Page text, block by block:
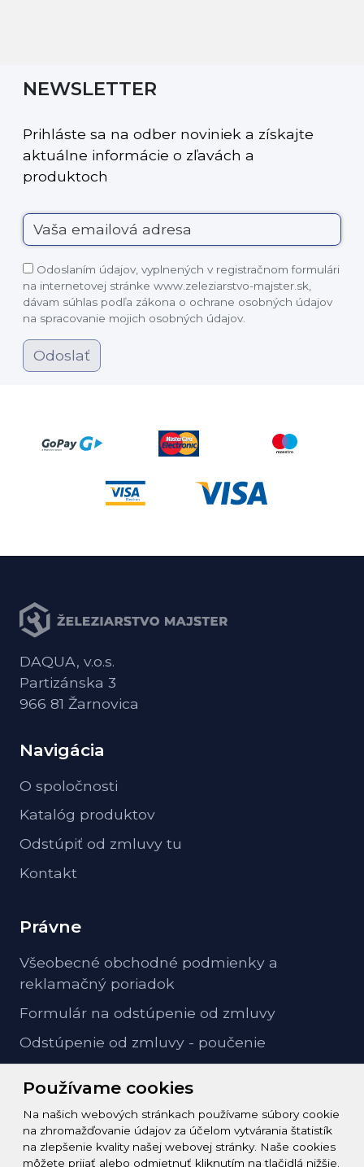
NEWSLETTER
Prihláste sa na odber noviniek a získajte
aktuálne informácie o zľavách a
produktoch
Odoslaním údajov, vyplnených v registračnom formulári
na internetovej stránke www.zeleziarstvo-majster.sk,
dávam súhlas podľa zákona o ochrane osobných údajov
na spracovanie mojich osobných údajov.
Odoslať
Používame cookies
Na našich webových stránkach používame súbory cookie
na zhromažďovanie údajov za účelom vytvárania štatistík
na zlepšenie kvality našej webovej stránky. Naše cookies
môžete prijať alebo odmietnuť kliknutím na tlačidlá nižšie.
DAQUA, v.o.s.
Partizánska 3
966 81 Žarnovica
Navigácia
O spoločnosti
Katalóg produktov
Odstúpiť od zmluvy tu
Kontakt
Právne
Všeobecné obchodné podmienky a
reklamačný poriadok
Formulár na odstúpenie od zmluvy
Odstúpenie od zmluvy - poučenie
Kontakt
info@zeleziarstvo-majster.sk